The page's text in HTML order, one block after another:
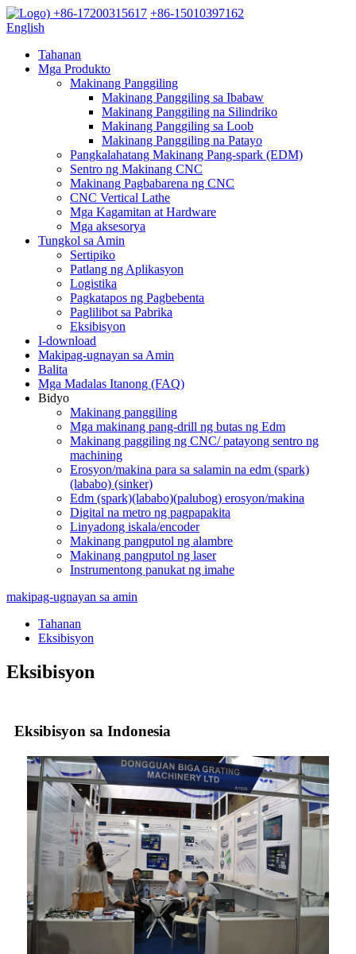
+86-17200315617 +86-15010397162
English
Tahanan
Mga Produkto
Makinang Panggiling
Makinang Panggiling sa Ibabaw
Makinang Panggiling na Silindriko
Makinang Panggiling sa Loob
Makinang Panggiling na Patayo
Pangkalahatang Makinang Pang-spark (EDM)
Sentro ng Makinang CNC
Makinang Pagbabarena ng CNC
CNC Vertical Lathe
Mga Kagamitan at Hardware
Mga aksesorya
Tungkol sa Amin
Sertipiko
Patlang ng Aplikasyon
Logistika
Pagkatapos ng Pagbebenta
Paglilibot sa Pabrika
Eksibisyon
I-download
Makipag-ugnayan sa Amin
Balita
Mga Madalas Itanong (FAQ)
Bidyo
Makinang panggiling
Mga makinang pang-drill ng butas ng Edm
Makinang paggiling ng CNC/ patayong sentro ng
machining
Erosyon/makina para sa salamin na edm (spark)
(lababo) (sinker)
Edm (spark)(lababo)(palubog) erosyon/makina
Digital na metro ng pagpapakita
Linyadong iskala/encoder
Makinang pangputol ng alambre
Makinang pangputol ng laser
Instrumentong panukat ng imahe
makipag-ugnayan sa amin
Tahanan
Eksibisyon
Eksibisyon
Eksibisyon sa Indonesia